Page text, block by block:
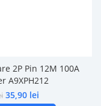
2P Pin 12M 100A
A9XPH212
35,90 lei